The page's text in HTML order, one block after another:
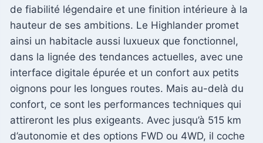
de fiabilité légendaire et une finition intérieure à la
hauteur de ses ambitions. Le Highlander promet
ainsi un habitacle aussi luxueux que fonctionnel,
dans la lignée des tendances actuelles, avec une
interface digitale épurée et un confort aux petits
oignons pour les longues routes. Mais au-delà du
confort, ce sont les performances techniques qui
attireront les plus exigeants. Avec jusqu’à 515 km
d’autonomie et des options FWD ou 4WD, il coche